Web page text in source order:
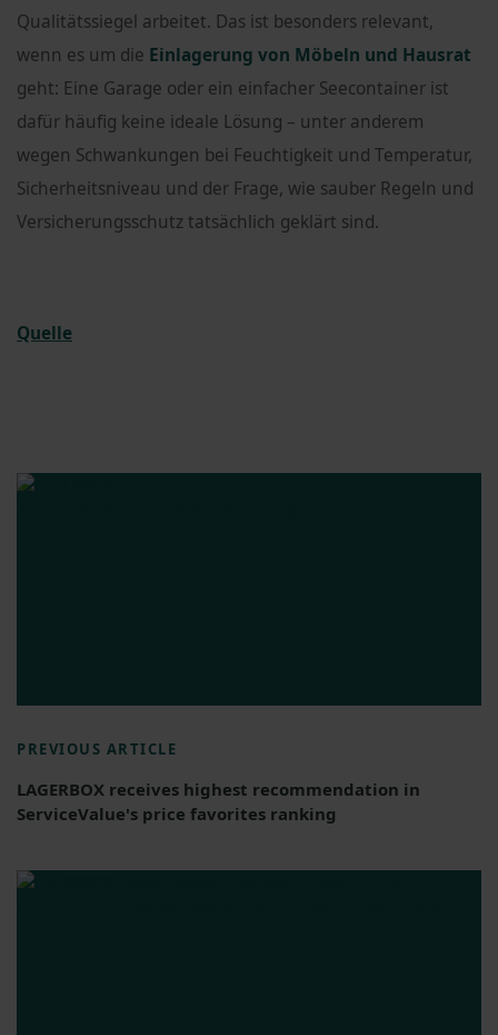
Qualitätssiegel arbeitet. Das ist besonders relevant,
wenn es um die Einlagerung von Möbeln und Hausrat
geht: Eine Garage oder ein einfacher Seecontainer ist
dafür häufig keine ideale Lösung – unter anderem
wegen Schwankungen bei Feuchtigkeit und Temperatur,
Sicherheitsniveau und der Frage, wie sauber Regeln und
Versicherungsschutz tatsächlich geklärt sind.
Quelle
PREVIOUS ARTICLE
LAGERBOX receives highest recommendation in
ServiceValue's price favorites ranking